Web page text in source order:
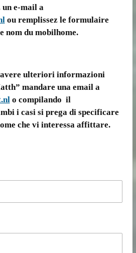
un e-mail a
ou remplissez le formulaire
nom du mobilhome.
ulteriori informazioni
mandare una email a
o compilando il
i casi si prega di specificare
che vi interessa affittare.